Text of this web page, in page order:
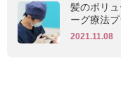
髪のボリ
ーグ療法
2021.11.08